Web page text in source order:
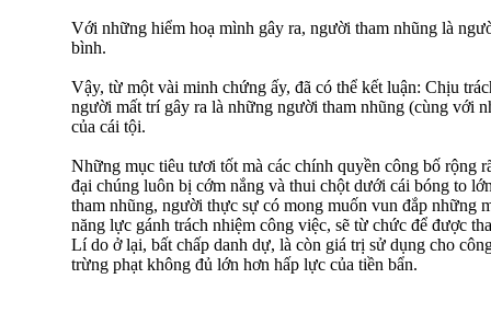
Với những hiểm hoạ mình gây ra, người tham nhũng là
bình.
Vậy, từ một vài minh chứng ấy, đã có thể kết luận: Chịu
người mất trí gây ra là những người tham nhũng (cùng với
của cái tội.
Những mục tiêu tươi tốt mà các chính quyền công bố rộng
đại chúng luôn bị cớm nắng và thui chột dưới cái bóng to
tham nhũng, người thực sự có mong muốn vun đắp những
năng lực gánh trách nhiệm công việc, sẽ từ chức để được
Lí do ở lại, bất chấp danh dự, là còn giá trị sử dụng cho
trừng phạt không đủ lớn hơn hấp lực của tiền bẩn.